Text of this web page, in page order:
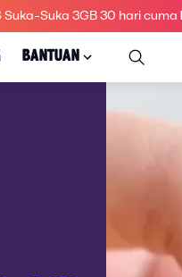
Suka-Suka 3GB 30 hari cuma
BANTUAN